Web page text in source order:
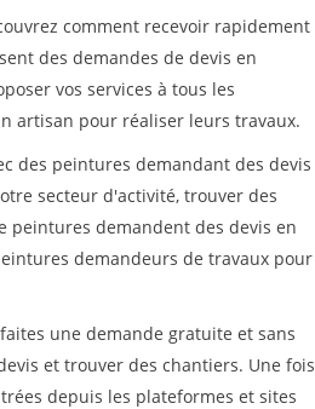
comment recevoir rapidement
des demandes de devis en
vos services à tous les
artisan pour réaliser leurs travaux.
des peintures demandant des devis
secteur d'activité, trouver des
peintures demandent des devis en
demandeurs de travaux pour
une demande gratuite et sans
et trouver des chantiers. Une fois
depuis les plateformes et sites